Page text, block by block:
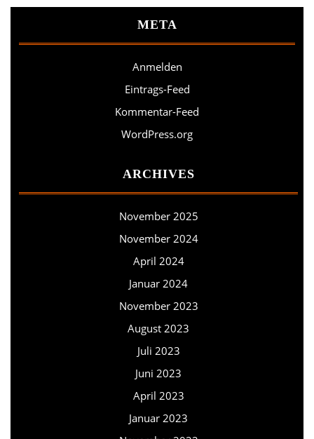
META
Anmelden
Eintrags-Feed
Kommentar-Feed
WordPress.org
ARCHIVES
November 2025
November 2024
April 2024
Januar 2024
November 2023
August 2023
Juli 2023
Juni 2023
April 2023
Januar 2023